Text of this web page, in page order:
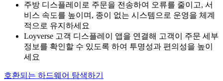
주방 디스플레이로 주문을 전송하여 오류를 줄이고, 서
비스 속도를 높이며, 종이 없는 시스템으로 운영을 체계
적으로 유지하세요
Loyverse 고객 디스플레이 앱을 연결해 고객이 주문 세부
정보를 확인할 수 있도록 하여 투명성과 편의성을 높이
세요
호환되는 하드웨어 탐색하기